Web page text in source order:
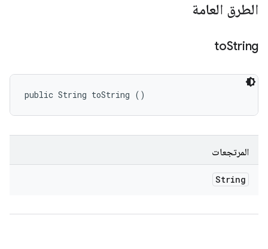
الطرق العامة
toString
public String toString ()
المرتجعات
String